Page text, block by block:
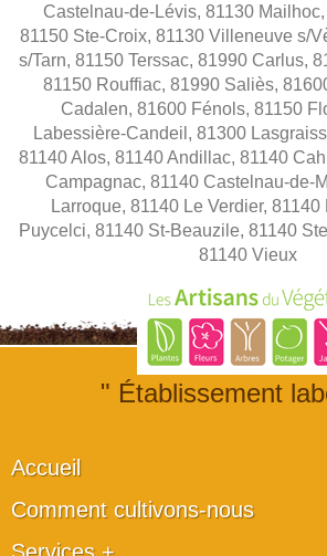
Castelnau-de-Lévis, 81130
81150 Ste-Croix, 81130 Villeneuve s/
s/Tarn, 81150 Terssac, 81990 Carlus,
81150 Rouffiac, 81990 Saliès,
Cadalen, 81600 Fénols, 81150
Labessière-Candeil, 81300
81140 Alos, 81140 Andillac, 81140
Campagnac, 81140 Castelnau-de-
Larroque, 81140 Le Verdier,
Puycelci, 81140 St-Beauzile, 81140
81140 Vieux
" Établissement
Accueil
Comment cultivons-nous